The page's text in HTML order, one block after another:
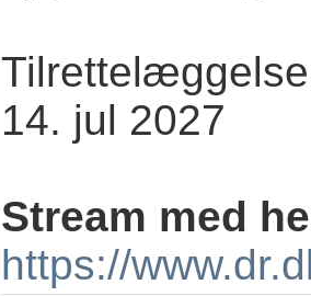
14. jul 2027
Stream med
https://